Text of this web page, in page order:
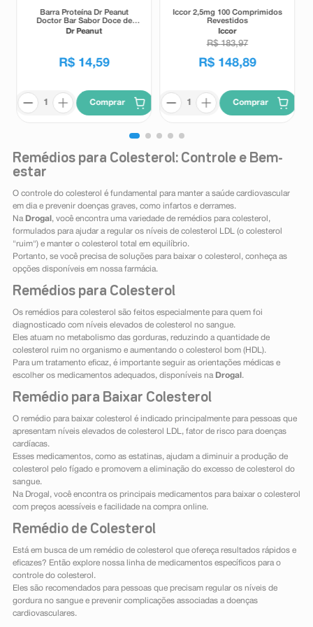
Barra Proteína Dr Peanut
Doctor Bar Sabor Doce de
Leite 62g
Dr Peanut
R$ 14,59
Comprar
Iccor 2,5mg 100 Comprimidos
Revestidos
Iccor
R$ 183,97
R$ 148,89
Comprar
Remédios para Colesterol: Controle e Bem-
estar
O controle do colesterol é fundamental para manter a saúde cardiovascular
em dia e prevenir doenças graves, como infartos e derrames.
Na Drogal , você encontra uma variedade de remédios para colesterol,
formulados para ajudar a regular os níveis de colesterol LDL (o colesterol
"ruim") e manter o colesterol total em equilíbrio.
Portanto, se você precisa de soluções para baixar o colesterol, conheça as
opções disponíveis em nossa farmácia.
Remédios para Colesterol
Os remédios para colesterol são feitos especialmente para quem foi
diagnosticado com níveis elevados de colesterol no sangue.
Eles atuam no metabolismo das gorduras, reduzindo a quantidade de
colesterol ruim no organismo e aumentando o colesterol bom (HDL).
Para um tratamento eficaz, é importante seguir as orientações médicas e
escolher os medicamentos adequados, disponíveis na Drogal .
Remédio para Baixar Colesterol
O remédio para baixar colesterol é indicado principalmente para pessoas que
apresentam níveis elevados de colesterol LDL, fator de risco para doenças
cardíacas.
Esses medicamentos, como as estatinas, ajudam a diminuir a produção de
colesterol pelo fígado e promovem a eliminação do excesso de colesterol do
sangue.
Na Drogal, você encontra os principais medicamentos para baixar o colesterol
com preços acessíveis e facilidade na compra online.
Remédio de Colesterol
Está em busca de um remédio de colesterol que ofereça resultados rápidos e
eficazes? Então explore nossa linha de medicamentos específicos para o
controle do colesterol.
Eles são recomendados para pessoas que precisam regular os níveis de
gordura no sangue e prevenir complicações associadas a doenças
cardiovasculares.